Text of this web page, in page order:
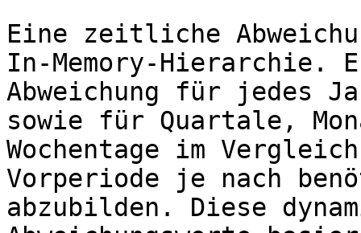
Eine zeitliche
In-Memory-Hierarchie.
Abweichung für jedes
sowie für Quartale,
Wochentage im
Vorperiode je nach
abzubilden. Diese